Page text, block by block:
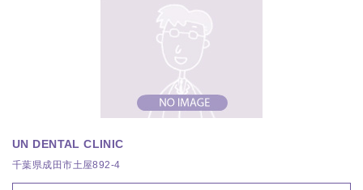
UN DENTAL CLINIC
千葉県成田市土屋892-4